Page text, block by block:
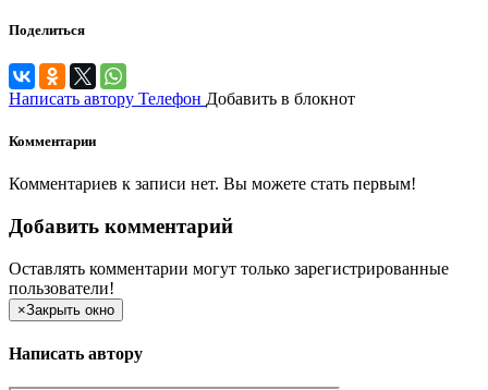
Поделиться
Написать автору Телефон Добавить в блокнот
Комментарии
Комментариев к записи нет. Вы можете стать первым!
Добавить комментарий
Оставлять комментарии могут только зарегистрированные
пользователи!
×Закрыть окно
Написать автору